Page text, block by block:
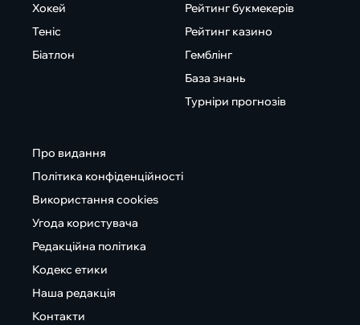
Хокей
Теніс
Біатлон
Рейтинг букмекерів
Рейтинг казино
Гемблінг
База знань
Турніри прогнозів
Про видання
Політика конфіденційності
Використання cookies
Угода користувача
Редакційна політика
Кодекс етики
Наша редакція
Контакти